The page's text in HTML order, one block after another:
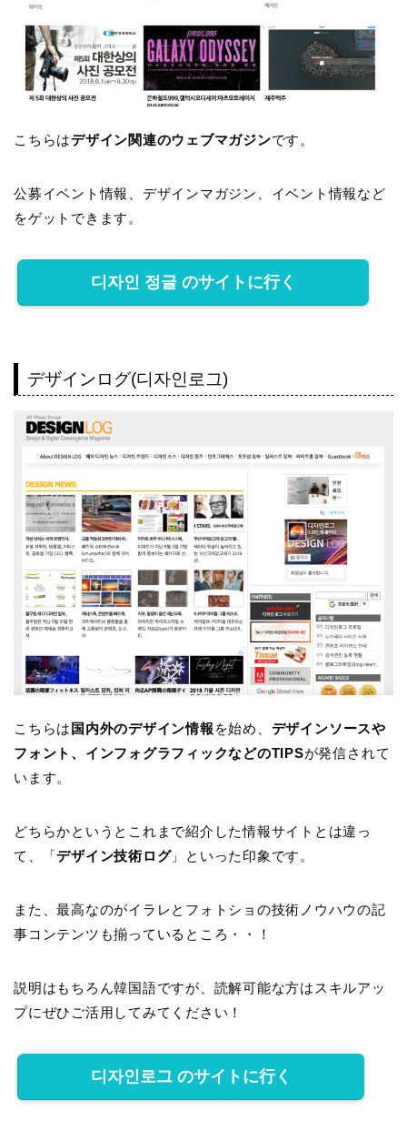
こちらはデザイン関連のウェブマガジンです。
公募イベント情報、デザインマガジン、イベント情報など
をゲットできます。
디자인 정글 のサイトに行く
デザインログ(디자인로그)
こちらは 国内外のデザイン情報 を始め、 デザインソースや
フォント、インフォグラフィックなどのTIPSが発信されて
います。
どちらかというとこれまで紹介した情報サイトとは違っ
て、「デザイン技術ログ」といった印象です。
また、最高なのがイラレとフォトショの技術ノウハウの記
事コンテンツも揃っているところ・・！
説明はもちろん韓国語ですが、読解可能な方はスキルアッ
プにぜひご活用してみてください！
디자인로그 のサイトに行く